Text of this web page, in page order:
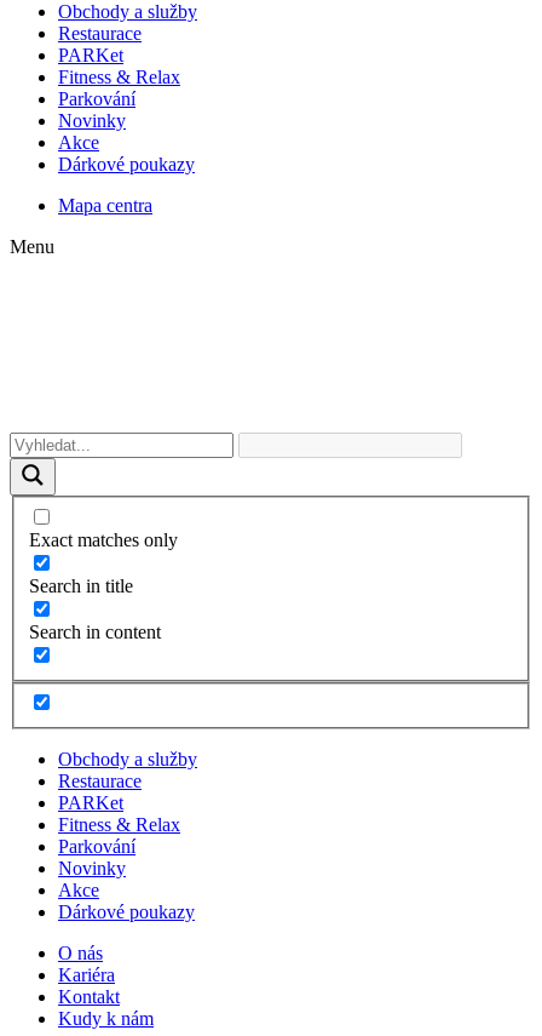
Obchody a služby
Restaurace
PARKet
Fitness & Relax
Parkování
Novinky
Akce
Dárkové poukazy
Mapa centra
Menu
Exact matches only
Search in title
Search in content
Obchody a služby
Restaurace
PARKet
Fitness & Relax
Parkování
Novinky
Akce
Dárkové poukazy
O nás
Kariéra
Kontakt
Kudy k nám